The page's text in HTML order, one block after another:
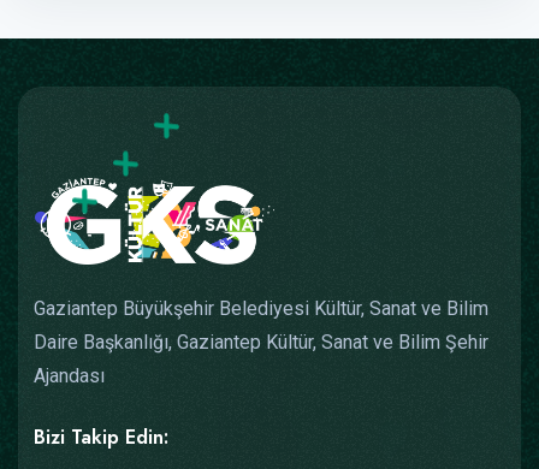
Gaziantep Büyükşehir Belediyesi Kültür, Sanat ve Bilim
Daire Başkanlığı, Gaziantep Kültür, Sanat ve Bilim Şehir
Ajandası
Bizi Takip Edin: